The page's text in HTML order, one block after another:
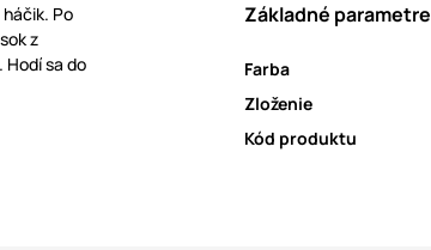
Po
z
sa do
Základné parametre
Farba
Zloženie
Kód produktu